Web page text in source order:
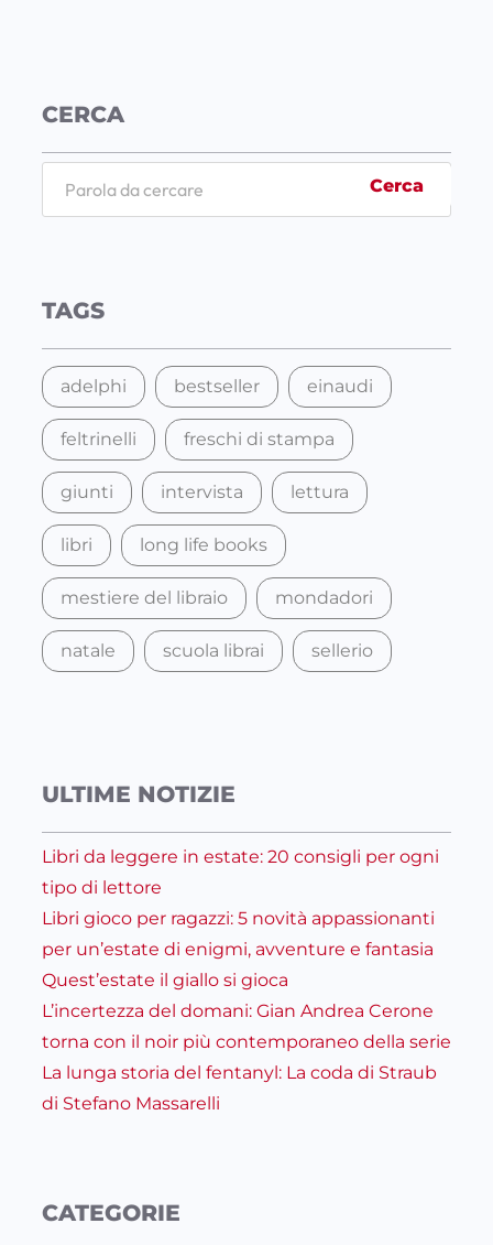
CERCA
c
Cerca
TAGS
adelphi bestseller einaudi
feltrinelli freschi di stampa
giunti intervista lettura
libri long life books
mestiere del libraio mondadori
natale scuola librai sellerio
ULTIME NOTIZIE
Libri da leggere in estate: 20 consigli per ogni
tipo di lettore
Libri gioco per ragazzi: 5 novità appassionanti
per un’estate di enigmi, avventure e fantasia
Quest’estate il giallo si gioca
L’incertezza del domani: Gian Andrea Cerone
torna con il noir più contemporaneo della serie
La lunga storia del fentanyl: La coda di Straub
di Stefano Massarelli
CATEGORIE